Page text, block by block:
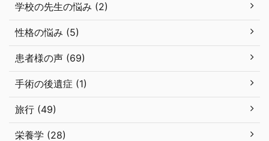
学校の先生の悩み (2)
性格の悩み (5)
患者様の声 (69)
手術の後遺症 (1)
旅行 (49)
栄養学 (28)